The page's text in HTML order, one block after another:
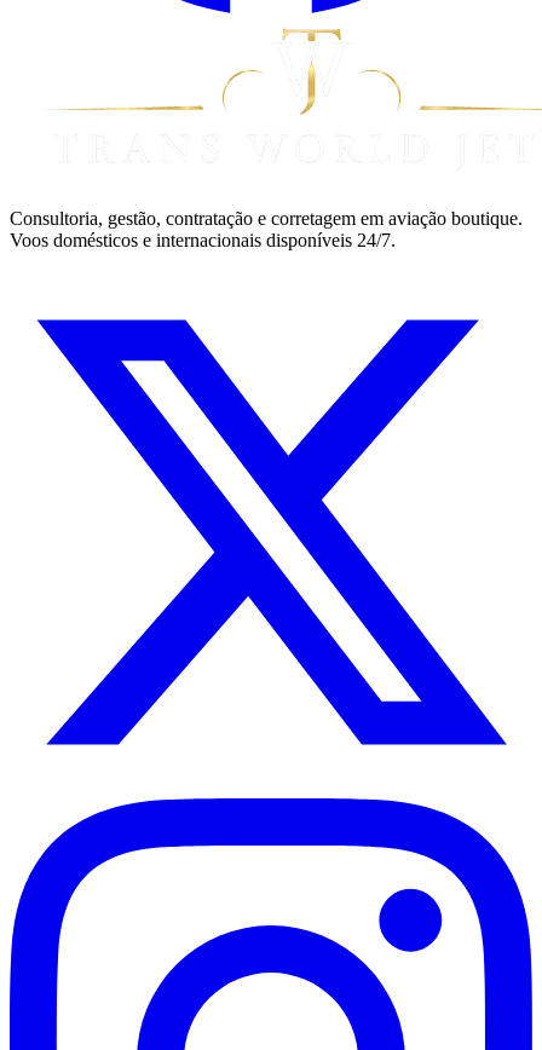
Consultoria, gestão, contratação e corretagem em aviação boutique.
Voos domésticos e internacionais disponíveis 24/7.